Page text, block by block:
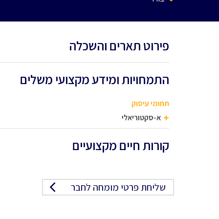
פירוט תארים והשכלה
התמחויות ומידע מקצועי משלים
תחומי עיסוק
א-סקטוריאלי
קורות חיים מקצועיים
שליחת פרטי מומחה לחבר